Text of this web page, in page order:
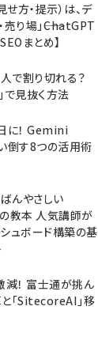
方・提示）は、デ
り場」――ChatGPT
まとめ】
で割り切れる？
で見抜く方法
に！ Gemini
す8つの活用術
んやさしい
教本 人気講師が
ュボード構築の基
！ 富士通が挑ん
「SitecoreAI」移